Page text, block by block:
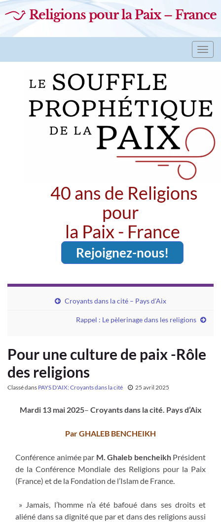
Religions pour la Paix – France
40 ans de Religions
pour
la Paix - France
Rejoignez-nous!
Croyants dans la cité – Pays d’Aix
Rappel : Le pèlerinage dans les religions
Pour une culture de paix -Rôle
des religions
Classé dans PAYS D'AIX: Croyants dans la cité 25 avril 2025
Mardi 13 mai 2025– Croyants dans la cité. Pays d’Aix
Par GHALEB BENCHEIKH
Conférence animée par M. Ghaleb bencheikhPrésident
de la Conférence Mondiale des Religions pour la Paix
(France) et de la Fondation de l’Islam de France.
» Jamais, l’homme n’a été bafoué dans ses droits et
aliéné dans sa dignité que par et dans des religions aussi